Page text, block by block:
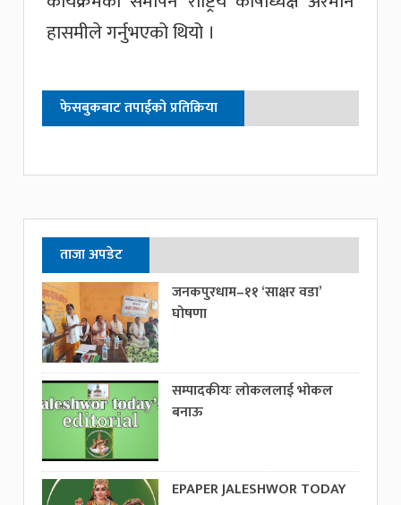
हासमीले गर्नुभएको थियो ।
फेसबुकबाट तपाईको प्रतिक्रिया
ताजा अपडेट
जनकपुरधाम–११ ‘साक्षर वडा’
घोषणा
सम्पादकीयः लोकललाई भोकल
बनाऊ
EPAPER JALESHWOR TODAY